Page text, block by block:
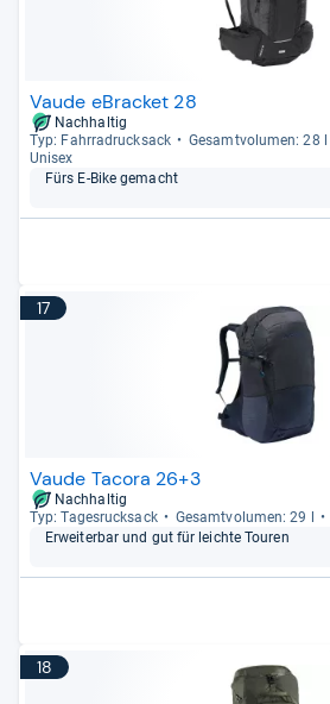
Vaude eBracket 28
Nachhaltig
Typ: Fahr­radruck­sack
Gesamt­vo­lu­men: 28 l
Uni­sex
Fürs E-​Bike gemacht
17
Vaude Tacora 26+3
Nachhaltig
Typ: Tages­ruck­sack
Gesamt­vo­lu­men: 29 l
Erweiter­bar und gut für leichte Tou­ren
18